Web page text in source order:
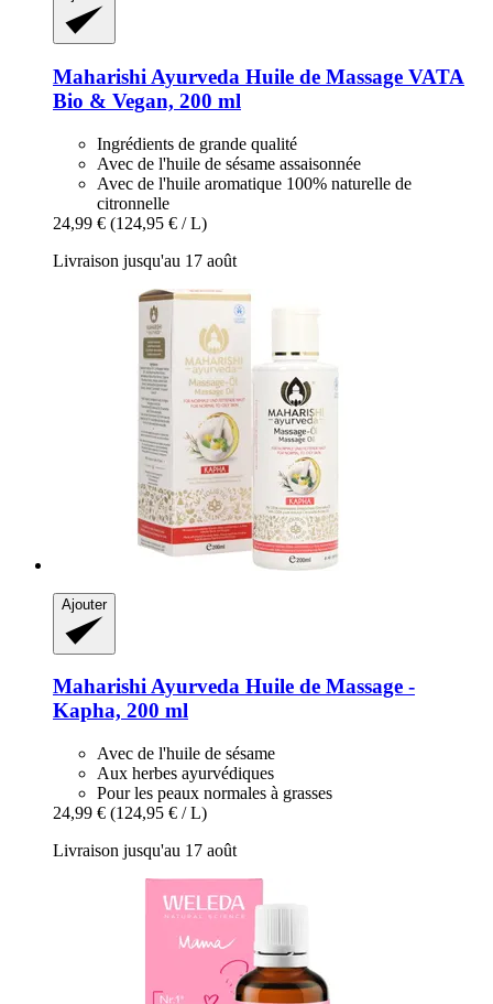
Maharishi Ayurveda Huile de Massage VATA
Bio & Vegan, 200 ml
Ingrédients de grande qualité
Avec de l'huile de sésame assaisonnée
Avec de l'huile aromatique 100% naturelle de
citronnelle
24,99 € (124,95 € / L)
Livraison jusqu'au 17 août
Ajouter
Maharishi Ayurveda Huile de Massage -​
Kapha, 200 ml
Avec de l'huile de sésame
Aux herbes ayurvédiques
Pour les peaux normales à grasses
24,99 € (124,95 € / L)
Livraison jusqu'au 17 août